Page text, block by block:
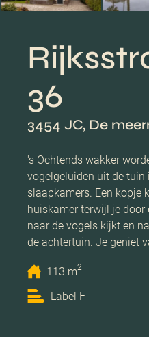
36
3454 JC, De
's Ochtends wakker
vogelgeluiden uit de tuin
slaapkamers. Een kopje
huiskamer terwijl je door
naar de vogels kijkt en
de achtertuin. Je geniet
113 m2
Label F